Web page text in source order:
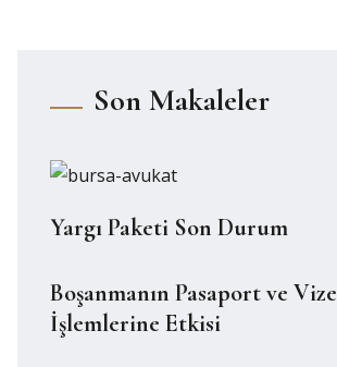
Son Makaleler
Yargı Paketi Son Durum
Boşanmanın Pasaport ve Vize
İşlemlerine Etkisi